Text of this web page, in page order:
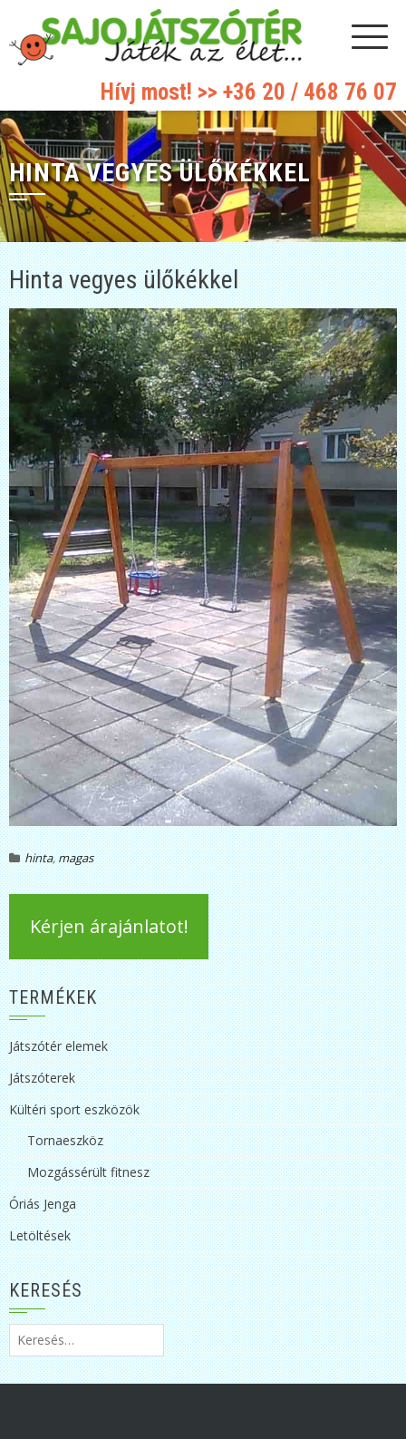
Hívj most! >> +36 20 / 468 76 07
HINTA VEGYES ÜLŐKÉKKEL
Hinta vegyes ülőkékkel
hinta,magas
Kérjen árajánlatot!
TERMÉKEK
Játszótér elemek
Játszóterek
Kültéri sport eszközök
Tornaeszköz
Mozgássérült fitnesz
Óriás Jenga
Letöltések
KERESÉS
Keresés: